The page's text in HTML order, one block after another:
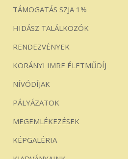
TÁMOGATÁS SZJA 1%
HIDÁSZ TALÁLKOZÓK
RENDEZVÉNYEK
KORÁNYI IMRE ÉLETMŰDÍJ
NÍVÓDÍJAK
PÁLYÁZATOK
MEGEMLÉKEZÉSEK
KÉPGALÉRIA